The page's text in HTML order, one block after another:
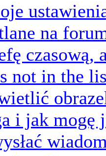
na
czasową,
not in the
i jak mogę